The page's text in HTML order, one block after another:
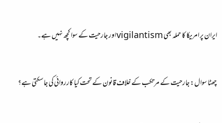
ایران پر امریکا کا حملہ بھی vigilantism اور جارحیت کے سوا کچھ نہیں ہے۔
چھٹا سوال: جارحیت کے مرتکب کے خلاف قانون کے تحت کیا کارروائی کی جاسکتی ہے؟